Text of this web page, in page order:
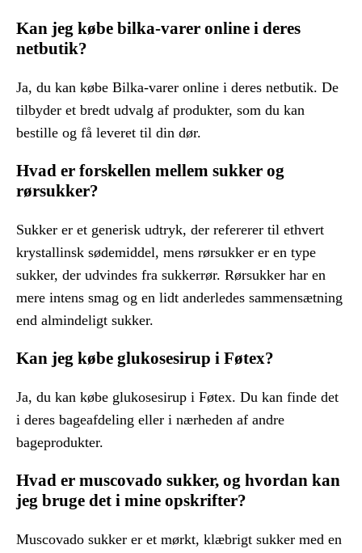
Kan jeg købe bilka-varer online i deres
netbutik?
Ja, du kan købe Bilka-varer online i deres netbutik. De
tilbyder et bredt udvalg af produkter, som du kan
bestille og få leveret til din dør.
Hvad er forskellen mellem sukker og
rørsukker?
Sukker er et generisk udtryk, der refererer til ethvert
krystallinsk sødemiddel, mens rørsukker er en type
sukker, der udvindes fra sukkerrør. Rørsukker har en
mere intens smag og en lidt anderledes sammensætning
end almindeligt sukker.
Kan jeg købe glukosesirup i Føtex?
Ja, du kan købe glukosesirup i Føtex. Du kan finde det
i deres bageafdeling eller i nærheden af andre
bageprodukter.
Hvad er muscovado sukker, og hvordan kan
jeg bruge det i mine opskrifter?
Muscovado sukker er et mørkt, klæbrigt sukker med en